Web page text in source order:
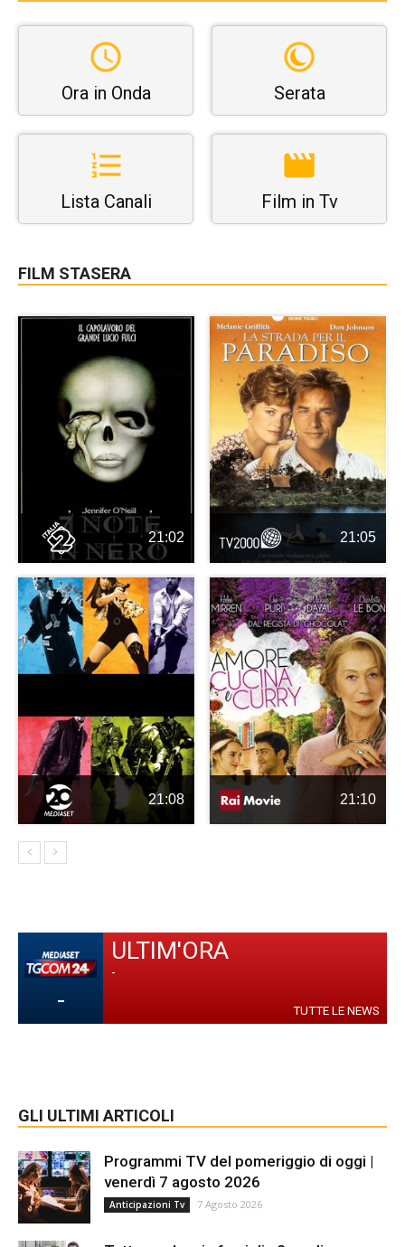
Ora in Onda Serata
Lista Canali Film in Tv
FILM STASERA
21:02 21:05
21:08 21:10
-
ULTIM'ORA
-
TUTTE LE NEWS
GLI ULTIMI ARTICOLI
Programmi TV del pomeriggio di oggi |
venerdì 7 agosto 2026
Anticipazioni Tv 7 Agosto 2026